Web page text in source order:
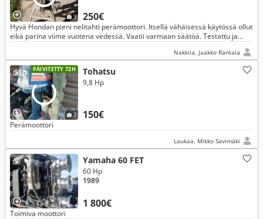
3 250€
Hyvä Hondan pieni nelitahti perämoottori. Itsellä vähäisessä käytössä ollut
eikä parina viime vuotena vedessä. Vaatii varmaan säätöä. Testattu ja
Nakkila, Jaakko Rantala
PÄIVITETTY 72H
7
Tohatsu
150€
9,8 Hp
Perämoottori
Laukaa, Mikko Savimäki
Yamaha 60 FET
1 800€
60 Hp
1989
Toimiva moottori